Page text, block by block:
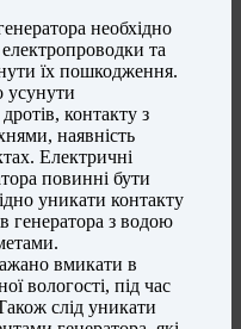
необхідно
та
їх пошкодження.
усунути
контакту з
наявність
Електричні
повинні бути
уникати контакту
генератора з водою
вмикати в
вологості, під час
слід уникати